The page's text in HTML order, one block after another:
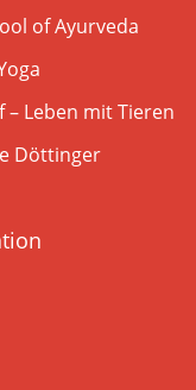
of Ayurveda
– Leben mit Tieren
Döttinger